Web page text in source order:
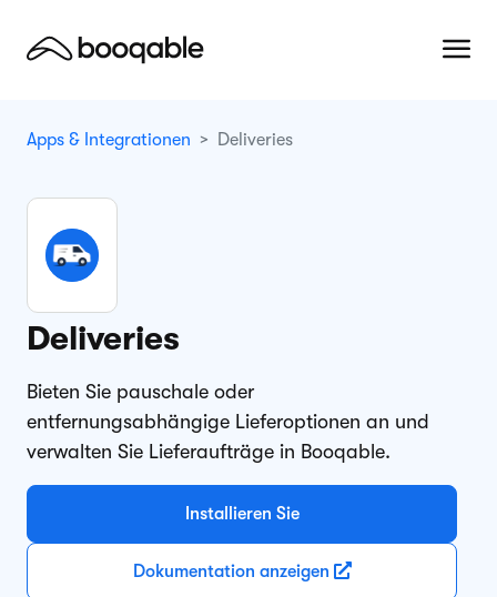
Apps & Integrationen Deliveries
Deliveries
Bieten Sie pauschale oder
entfernungsabhängige Lieferoptionen an und
verwalten Sie Lieferaufträge in Booqable.
Installieren Sie
Dokumentation anzeigen